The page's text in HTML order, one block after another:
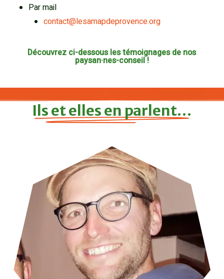
Par mail
contact@lesamapdeprovence.org
Découvrez ci-dessous les témoignages de nos
paysan·nes-conseil !
Ils et elles en parlent…